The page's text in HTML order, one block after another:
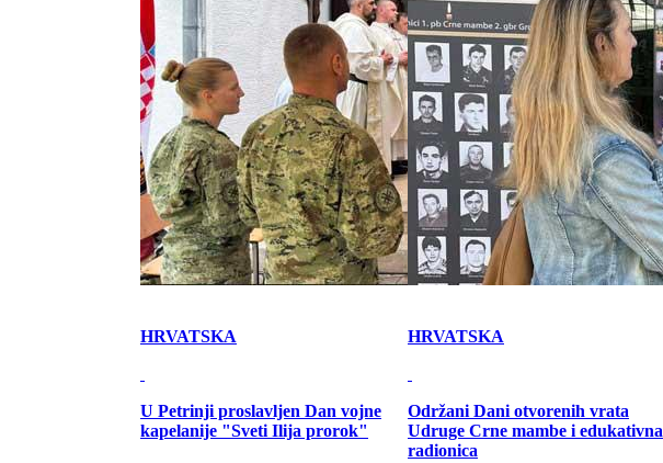
HRVATSKA
U Petrinji proslavljen Dan vojne
kapelanije "Sveti Ilija prorok"
HRVATSKA
Održani Dani otvorenih vrata
Udruge Crne mambe i edukativna
radionica